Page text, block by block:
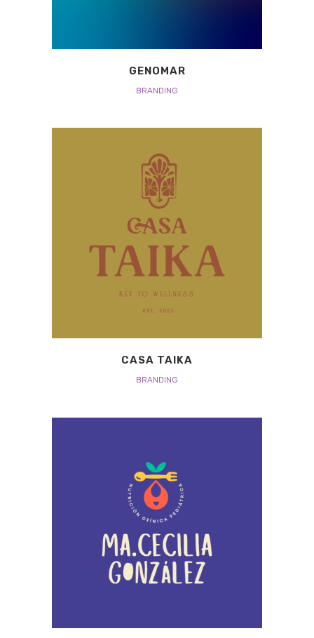
GENOMAR
BRANDING
CASA TAIKA
BRANDING